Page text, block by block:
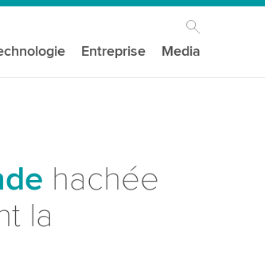
Entreprise Media
hachée
la